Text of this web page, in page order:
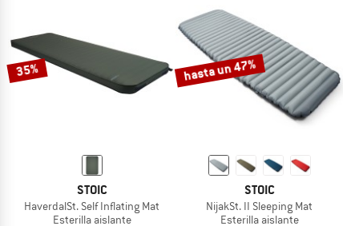
35%
STOIC
HaverdalSt. Self Inflating Mat
Esterilla aislante
hasta un 47%
STOIC
NijakSt. II Sleeping Mat
Esterilla aislante